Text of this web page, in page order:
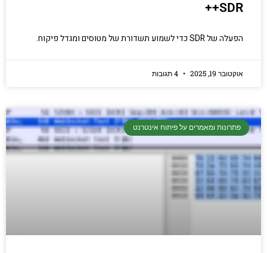
SDR++
הפעלה של SDR כדי לשמוע תשדורת של מטוסים ומגדל פיקוח.
אוקטובר 19, 2025
פתרונות ומאמרים על פיתוח אינטרנט